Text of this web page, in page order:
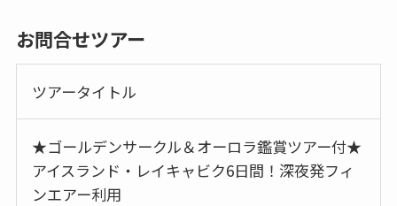
お問合せツアー
ツアータイトル
★ゴールデンサークル＆オーロラ鑑賞ツアー付★
アイスランド・レイキャビク6日間！深夜発フィ
ンエアー利用